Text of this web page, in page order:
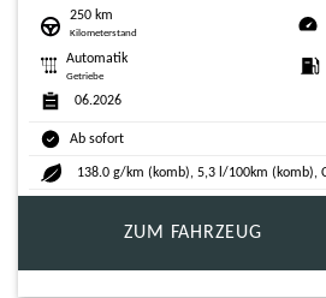
250 km
Kilometerstand
Automatik
Getriebe
06.2026
Ab sofort
138.0 g/km (komb), 5,3 l/100km (komb),
ZUM FAHRZEUG